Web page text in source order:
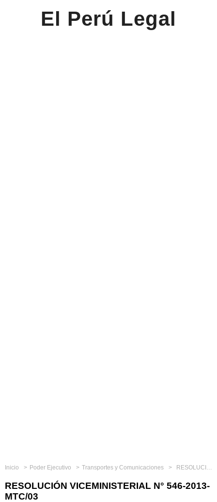
El Perú Legal
Inicio Poder Ejecutivo Transportes y Comunicaciones RESOLUCIÓN VICEMINISTERIAL N° 546-2013-MTC/03
RESOLUCIÓN VICEMINISTERIAL N° 546-2013-
MTC/03